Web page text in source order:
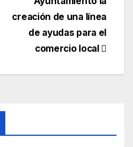
creación de una línea
de ayudas para el
comercio local